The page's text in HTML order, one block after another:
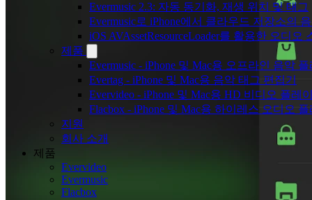
Evermusic 2.3: 자동 동기화, 재생 위치 및 태그
Evermusic로 iPhone에서 클라우드 저장소의
iOS AVAssetResourceLoader를 활용한 오디오
제품
Evermusic - iPhone 및 Mac용 오프라인 음악
Evertag - iPhone 및 Mac용 음악 태그 편집기
Evervideo - iPhone 및 Mac용 HD 비디오 플레
Flacbox - iPhone 및 Mac용 하이레스 오디오
지원
회사 소개
제품
Evervideo
Evermusic
Flacbox